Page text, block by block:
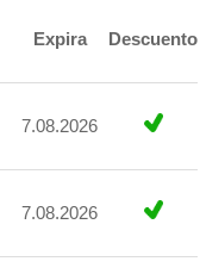
Expira Descuento
7.08.2026
7.08.2026